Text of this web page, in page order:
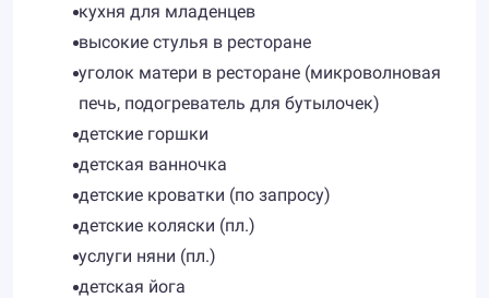
кухня для младенцев
высокие стулья в ресторане
уголок матери в ресторане (микроволновая
печь, подогреватель для бутылочек)
детские горшки
детская ванночка
детские кроватки (по запросу)
детские коляски (пл.)
услуги няни (пл.)
детская йога